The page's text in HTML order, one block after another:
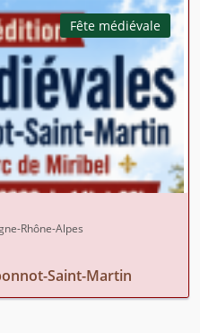
Fête médiévale
Rhône-Alpes
Saint-Martin